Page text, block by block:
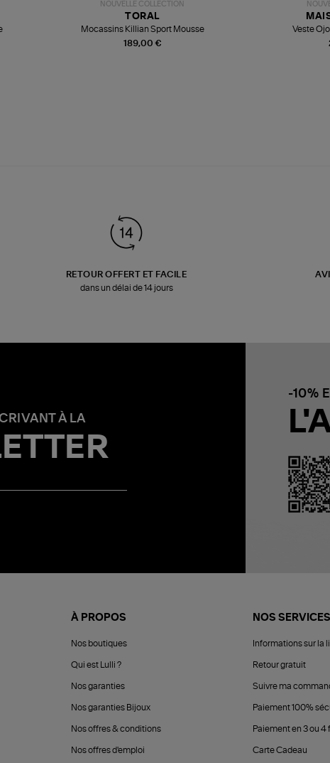
NOUVELLE COLLECTION
189,00 €
TORAL
Mocassins Killian Sport Mousse
Veste
RETOUR OFFERT ET FACILE
dans un délai de 14 jours
À LA
-10%
À PROPOS
Nos boutiques
Qui est Lulli ?
Nos garanties
Nos garanties Bijoux
Nos offres & conditions
Nos offres d'emploi
NOS SERVICES
Informations sur la
Retour gratuit
Suivre ma
Paiement 100%
Paiement en 3 ou 4
Carte Cadeau